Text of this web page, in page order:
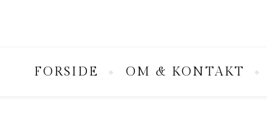
FORSIDE OM & KONTAKT